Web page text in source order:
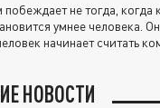
не тогда, когда
умнее человека.
начинает считать
НОВОСТИ